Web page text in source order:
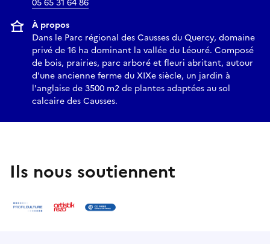
À propos
Dans le Parc régional des Causses du Quercy, domaine
privé de 16 ha dominant la vallée du Léouré. Composé
de bois, prairies, parc arboré et fleuri abritant, autour
d'une ancienne ferme du XIXe siècle, un jardin à
l'anglaise de 3500 m2 de plantes adaptées au sol
calcaire des Causses.
Ils nous soutiennent